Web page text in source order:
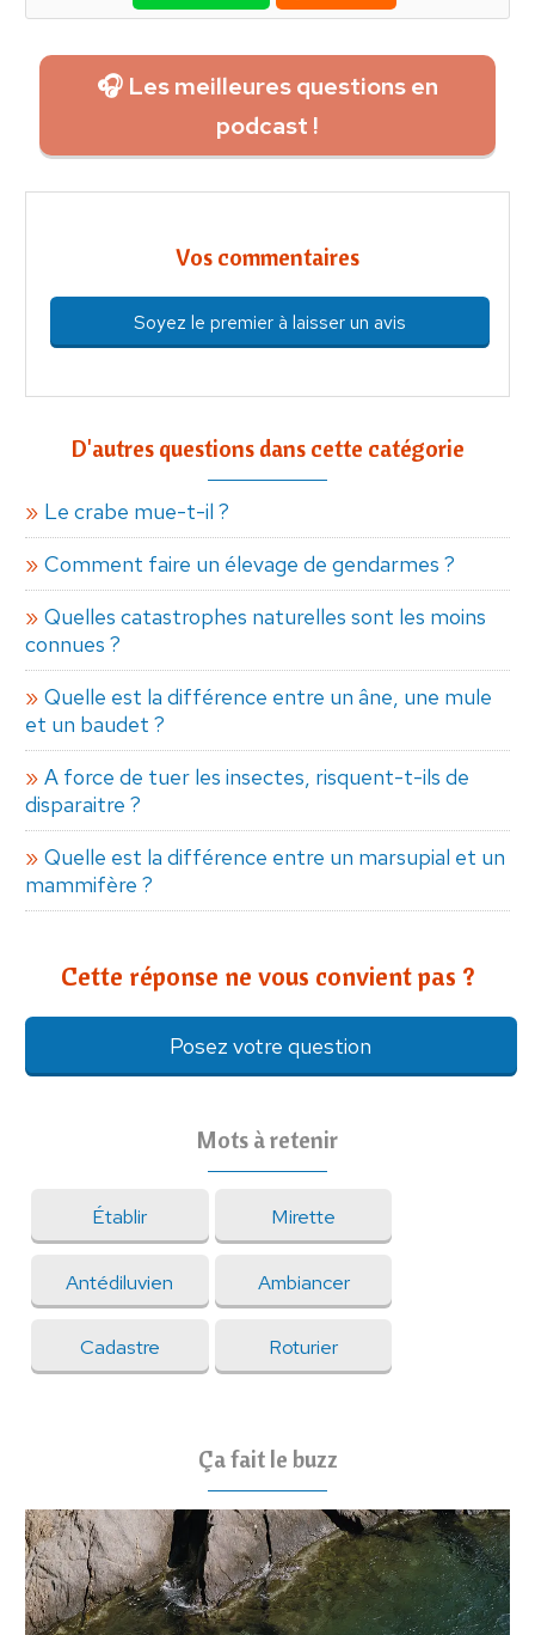
🎧 Les meilleures questions en
podcast !
Vos commentaires
Soyez le premier à laisser un avis
D'autres questions dans cette catégorie
Le crabe mue-t-il ?
Comment faire un élevage de gendarmes ?
Quelles catastrophes naturelles sont les moins
connues ?
Quelle est la différence entre un âne, une mule
et un baudet ?
A force de tuer les insectes, risquent-t-ils de
disparaitre ?
Quelle est la différence entre un marsupial et un
mammifère ?
Cette réponse ne vous convient pas ?
Posez votre question
Mots à retenir
Établir Mirette
Antédiluvien Ambiancer
Cadastre Roturier
Ça fait le buzz